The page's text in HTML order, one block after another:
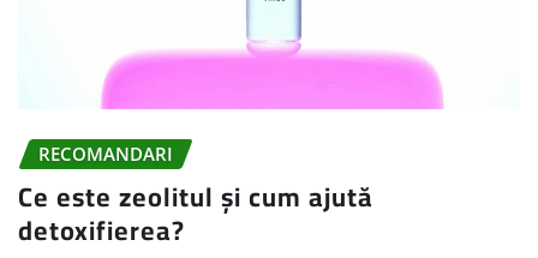
RECOMANDARI
Ce este zeolitul și cum ajută
detoxifierea?